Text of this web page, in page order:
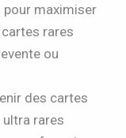
pour maximiser
rares
ou
des cartes
rares